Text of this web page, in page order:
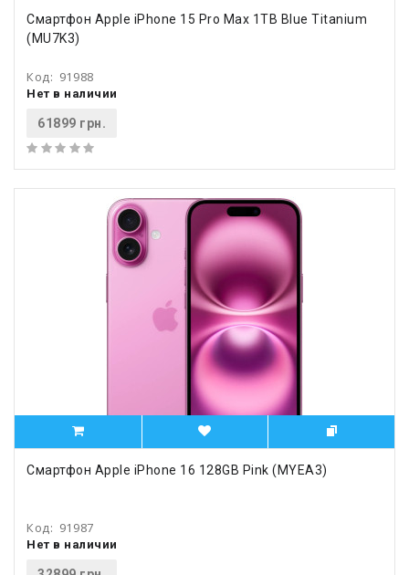
Смартфон Apple iPhone 15 Pro Max 1TB Blue Titanium
(MU7K3)
Код: 91988
Нет в наличии
61899 грн.
Смартфон Apple iPhone 16 128GB Pink (MYEA3)
Код: 91987
Нет в наличии